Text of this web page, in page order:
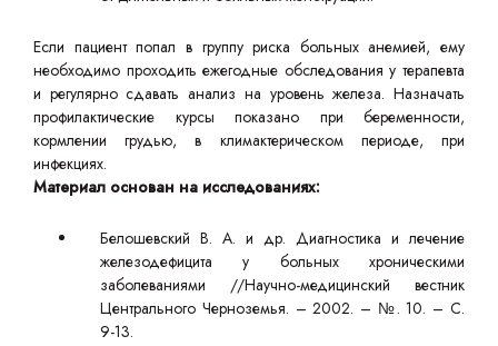
Если пациент попал в группу риска больных анемией, ему
необходимо проходить ежегодные обследования у терапевта
и регулярно сдавать анализ на уровень железа. Назначать
профилактические курсы показано при беременности,
кормлении грудью, в климактерическом периоде, при
инфекциях.
Материал основан на исследованиях:
Белошевский В. А. и др. Диагностика и лечение
железодефицита у больных хроническими
заболеваниями //Научно-медицинский вестник
Центрального Черноземья. – 2002. – №. 10. – С.
9-13.